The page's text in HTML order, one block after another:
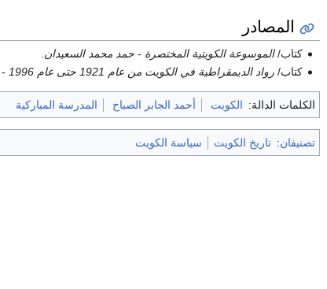
المصادر
كتاب/الموسوعة الكويتية المختصرة -حمد محمد السعيدان
كتاب/رواد الديمقراطية في الكويت من عام 1921 حتى عام 1996
الكلمات الدالة: الكويت أحمد الجابر الصباح المدرسة المباركية
تصنيفان: تاريخ الكويت سياسة الكويت